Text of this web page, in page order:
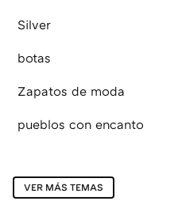
Silver
botas
Zapatos de moda
pueblos con encanto
VER MÁS TEMAS